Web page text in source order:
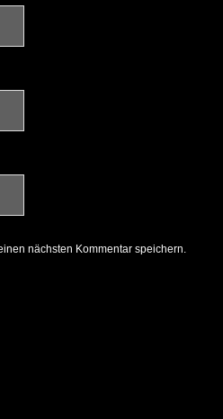
nächsten Kommentar speichern.